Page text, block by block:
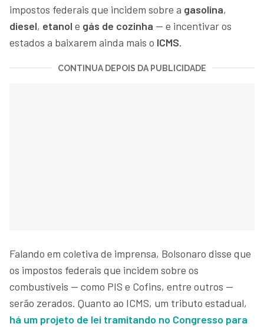
impostos federais que incidem sobre a gasolina,
diesel, etanol e gás de cozinha — e incentivar os
estados a baixarem ainda mais o ICMS.
CONTINUA DEPOIS DA PUBLICIDADE
Falando em coletiva de imprensa, Bolsonaro disse que
os impostos federais que incidem sobre os
combustíveis — como PIS e Cofins, entre outros —
serão zerados. Quanto ao ICMS, um tributo estadual,
há um projeto de lei tramitando no Congresso para